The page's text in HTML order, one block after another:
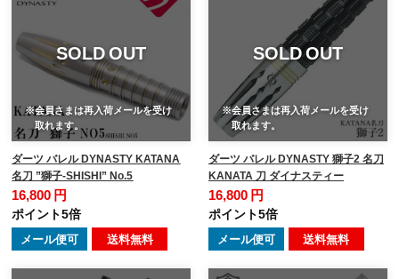
SOLD OUT
※会員さまは再入荷メールを受け
取れます。
ダーツ バレル DYNASTY KATANA
名刀 ”獅子-SHISHI” No.5
16,800 円
ポイント5倍
メール便可 送料無料
SOLD OUT
※会員さまは再入荷メールを受け
取れます。
ダーツ バレル DYNASTY 獅子2 名刀
KANATA 刀 ダイナスティー
16,800 円
ポイント5倍
メール便可 送料無料